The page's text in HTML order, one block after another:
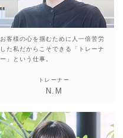
お客様の心を掴むために 人一倍苦労
した私だからこそできる
「トレーナ
ー」という仕事。
トレーナー
N.M